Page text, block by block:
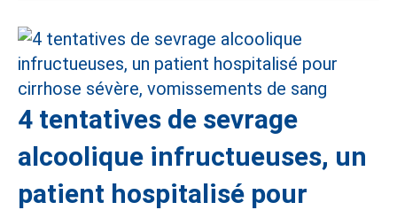
4 tentatives de sevrage
alcoolique infructueuses, un
patient hospitalisé pour